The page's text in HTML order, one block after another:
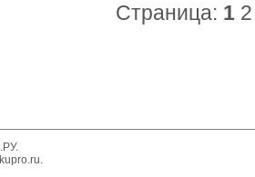
Страница: 1 2
.РУ.
.